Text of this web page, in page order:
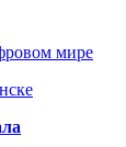
мире